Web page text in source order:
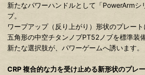
新たなパワーハンドルとして「PowerArmシ
プ。
ワープアップ（反り上がり）形状のプレート
五角形の中空チタンノブPT52ノブを標準装備
新たな選択肢が、パワーゲームへ誘います。
CRP 複合的な力を受け止める新形状のプレ